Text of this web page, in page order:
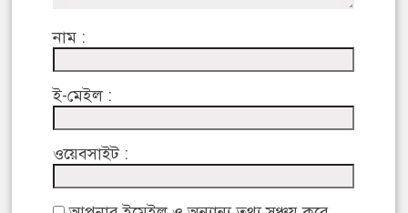
নাম :
ই-মেইল :
ওয়েবসাইট :